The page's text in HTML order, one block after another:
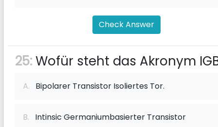
Check Answer
25:Wofür steht das Akronym
A. Bipolarer Transistor Isoliertes Tor.
B. Intinsic Germaniumbasierter Transistor